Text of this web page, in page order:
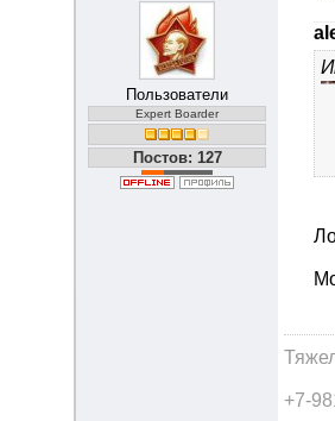
Пользователи
Expert Boarder
Постов: 127
+7-